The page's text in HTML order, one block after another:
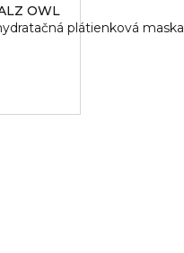
OWL
plátienková maska